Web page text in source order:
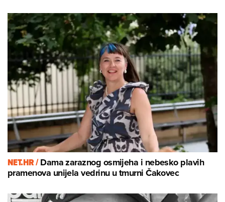
NET.HR /Dama zaraznog osmijeha i nebesko plavih
pramenova unijela vedrinu u tmurni Čakovec